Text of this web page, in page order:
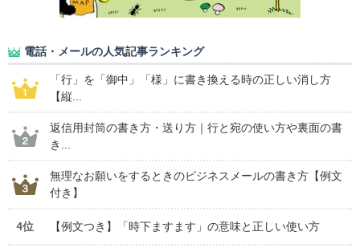
電話・メールの人気記事ランキング
「行」を「御中」「様」に書き換える時の正しい消し方
【縦...
返信用封筒の書き方・送り方｜行と宛の使い方や裏面の書
き...
無理なお願いをするときのビジネスメールの書き方【例文
付き】
4位 【例文つき】「時下ますます」の意味と正しい使い方